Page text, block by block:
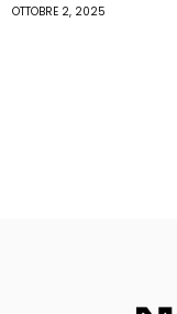
OTTOBRE 2, 2025